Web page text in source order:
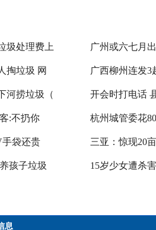
圾处理费上 广州或六七月
掏垃圾 网 广西柳州连发3
河捞垃圾（ 开会时打电话
:不扔你 杭州城管委花
手袋还贵 三亚：惊现20
孩子垃圾 15岁少女遭杀